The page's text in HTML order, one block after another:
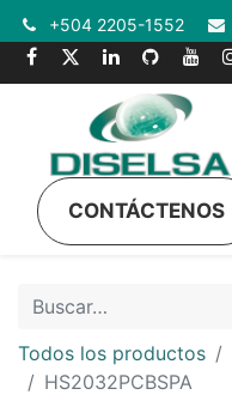
+504 2205-1552
CONTÁCTENOS
Todos los productos
HS2032PCBSPA